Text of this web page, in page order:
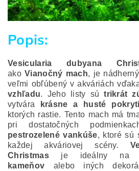
Popis:
Vesicularia dubyana
akoVianočný mach, je
veľmi obľúbený v akváriách
vzhľadu. Jeho listy sútrikrát
vytvára
krásne a husté
ktorých rastie. Tento mach má
pri dostatočných
pestrozelené vankúše, ktoré sú
každej akváriovej scény.
Christmasje ideálny na
kameňov alebo iných